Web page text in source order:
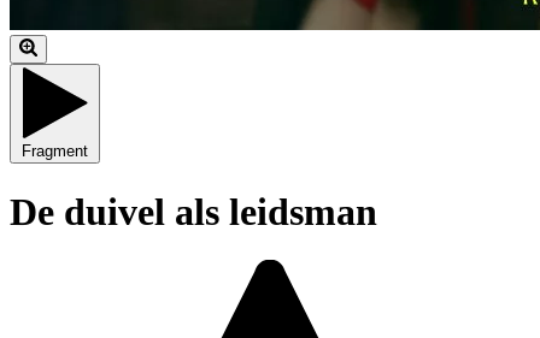
Fragment
De duivel als leidsman